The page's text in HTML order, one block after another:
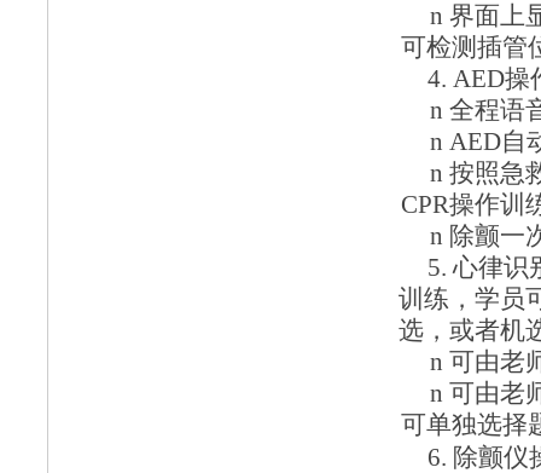
n 界面上
可检测插管
4. AED操
n 全程语
n AED自
n 按照急
CPR操作训
n 除颤一
5.心律识
训练，学员
选，或者机
n 可由老
n 可由老
可单独选择
6. 除颤仪